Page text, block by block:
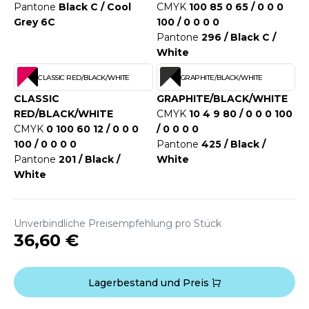
UND JACKEN
HOODS
T'S
SERIE
Pantone Black C / Cool
Grey 6C
CMYK 100 85 0 65 / 0 0 0
100 / 0 0 0 0
Pantone 296 / Black C /
White
CLASSIC RED/BLACK/WHITE
CLASSIC
RED/BLACK/WHITE
CMYK 0 100 60 12 / 0 0 0
100 / 0 0 0 0
Pantone 201 / Black /
White
GRAPHITE/BLACK/WHITE
GRAPHITE/BLACK/WHITE
CMYK 10 4 9 80 / 0 0 0 100
/ 0 0 0 0
Pantone 425 / Black /
White
Unverbindliche Preisempfehlung pro Stück
36,60 €
Lagerbestand und Preis